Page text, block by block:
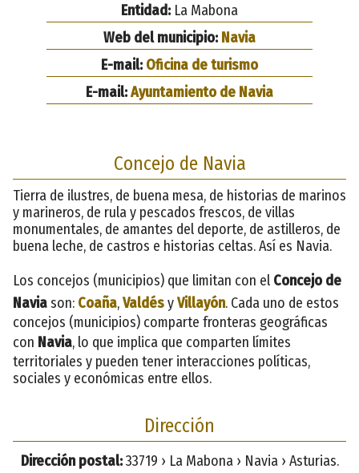
Entidad: La Mabona
Web del municipio: Navia
E-mail: Oficina de turismo
E-mail:Ayuntamiento de Navia
Concejo de Navia
Tierra de ilustres, de buena mesa, de historias de marinos
y marineros, de rula y pescados frescos, de villas
monumentales, de amantes del deporte, de astilleros, de
buena leche, de castros e historias celtas. Así es Navia.
Los concejos (municipios) que limitan con el Concejo de
Naviason: Coaña,ValdésyVillayón. Cada uno de estos
concejos (municipios) comparte fronteras geográficas
con Navia, lo que implica que comparten límites
territoriales y pueden tener interacciones políticas,
sociales y económicas entre ellos.
Dirección
Dirección postal:33719 › La Mabona › Navia › Asturias.